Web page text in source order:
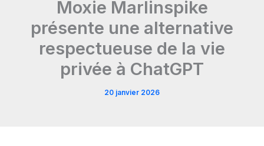
Moxie Marlinspike
présente une alternative
respectueuse de la vie
privée à ChatGPT
20 janvier 2026